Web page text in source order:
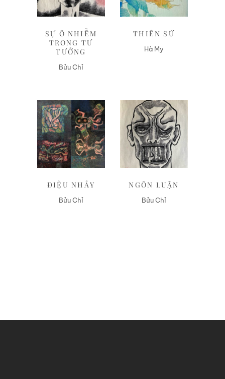
SỰ Ô NHIỄM
TRONG TƯ
TƯỞNG
Bửu Chỉ
THIÊN SỨ
Hà My
Liên hệ
ĐIỆU NHẢY
Bửu Chỉ
Liên hệ
NGÔN LUẬN
Bửu Chỉ